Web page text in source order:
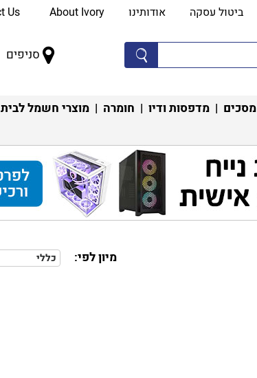
ביטול עסקה אודותינו About Ivory
סניפים
מסכים | מדפסות ודיו | חומרה | מוצרי חשמל לבית
מיון לפי: כללי